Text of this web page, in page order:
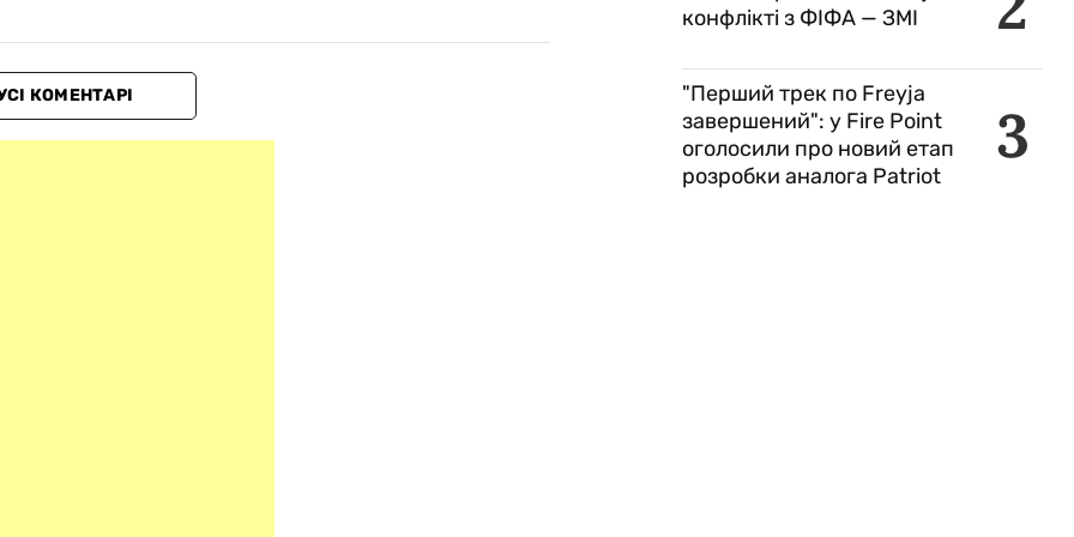
КОМЕНТАРІ
конфлікті з ФІФА — ЗМІ
3
"Перший трек по Freyja
завершений": у Fire Point
оголосили про новий етап
розробки аналога Patriot